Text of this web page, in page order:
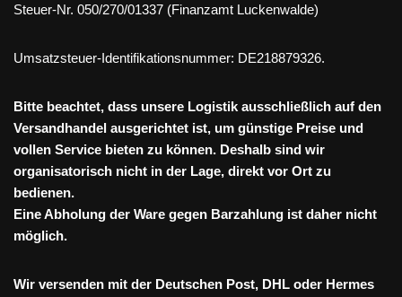
Steuer-Nr. 050/270/01337 (Finanzamt Luckenwalde)
Umsatzsteuer-Identifikationsnummer: DE218879326.
Bitte beachtet, dass unsere Logistik ausschließlich auf den
Versandhandel ausgerichtet ist, um günstige Preise und
vollen Service bieten zu können. Deshalb sind wir
organisatorisch nicht in der Lage, direkt vor Ort zu
bedienen.
Eine Abholung der Ware gegen Barzahlung ist daher nicht
möglich.
Wir versenden mit der Deutschen Post, DHL oder Hermes